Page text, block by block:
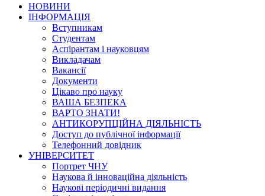
НОВИНИ
ІНФОРМАЦІЯ
Вступникам
Студентам
Аспірантам і науковцям
Викладачам
Вакансії
Документи
Цікаво про науку
ВАША БЕЗПЕКА
ВАРТО ЗНАТИ!
АНТИКОРУПЦІЙНА ДІЯЛЬНІСТЬ
Доступ до публічної інформації
Телефонний довідник
УНІВЕРСИТЕТ
Портрет ЧНУ
Наукова й інноваційна діяльність
Наукові періодичні видання